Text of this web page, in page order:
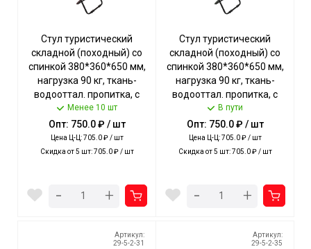
Стул туристический
складной (походный) со
спинкой 380*360*650 мм,
нагрузка 90 кг, ткань-
водооттал. пропитка, с
ВИННОЙ ОКАНТОВКОЙ
арт. ННС1/R NIKA [5]
Менее 10 шт
Опт: 750.0 ₽ / шт
Цена Ц-Ц: 705.0 ₽ / шт
Скидка от 5 шт: 705.0 ₽ / шт
- +
Стул туристический
складной (походный) со
спинкой 380*360*650 мм,
нагрузка 90 кг, ткань-
водооттал. пропитка, с
ЗЕЛЕНОЙ ОКАНТОВКОЙ
арт. ННС1/G NIKA [5]
В пути
Опт: 750.0 ₽ / шт
Цена Ц-Ц: 705.0 ₽ / шт
Скидка от 5 шт: 705.0 ₽ / шт
- +
Артикул:
29-5-2-31
Артикул:
29-5-2-35